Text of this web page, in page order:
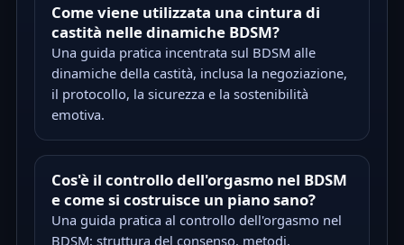
Come viene utilizzata una cintura di
castità nelle dinamiche BDSM?
Una guida pratica incentrata sul BDSM alle
dinamiche della castità, inclusa la negoziazione,
il protocollo, la sicurezza e la sostenibilità
emotiva.
Cos'è il controllo dell'orgasmo nel BDSM
e come si costruisce un piano sano?
Una guida pratica al controllo dell'orgasmo nel
BDSM: struttura del consenso, metodi,